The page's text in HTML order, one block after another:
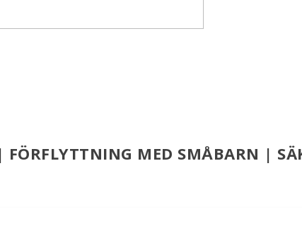
MED SMÅBARN |